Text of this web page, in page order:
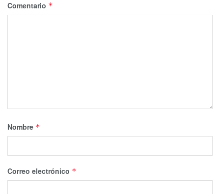
Comentario *
Nombre *
Correo electrónico *